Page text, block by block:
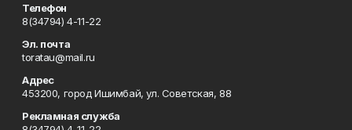
Телефон
8(34794) 4-11-22
Эл. почта
toratau@mail.ru
Адрес
453200, город Ишимбай, ул. Советская, 88
Рекламная служба